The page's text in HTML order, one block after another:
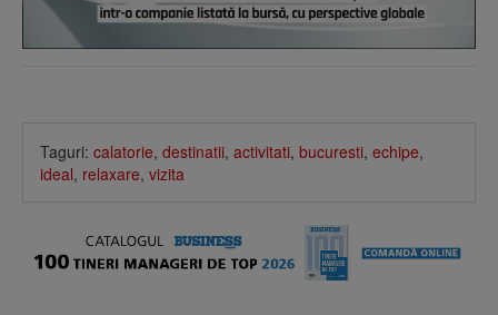
Taguri: calatorie, destinatii, activitati, bucuresti, echipe,
ideal, relaxare, vizita